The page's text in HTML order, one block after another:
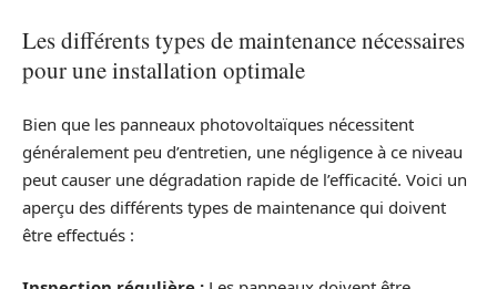
Les différents types de maintenance nécessaires
pour une installation optimale
Bien que les panneaux photovoltaïques nécessitent
généralement peu d’entretien, une négligence à ce niveau
peut causer une dégradation rapide de l’efficacité. Voici un
aperçu des différents types de maintenance qui doivent
être effectués :